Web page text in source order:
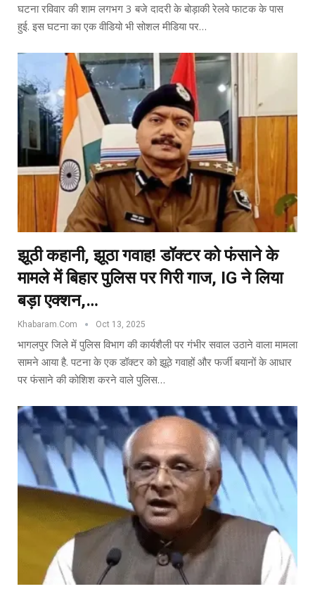
घटना रविवार की शाम लगभग 3 बजे दादरी के बोड़ाकी रेलवे फाटक के पास
हुई. इस घटना का एक वीडियो भी सोशल मीडिया पर…
झूठी कहानी, झूठा गवाह! डॉक्टर को फंसाने के
मामले में बिहार पुलिस पर गिरी गाज, IG ने लिया
बड़ा एक्शन,…
Khabaram.Com Oct 13, 2025
भागलपुर जिले में पुलिस विभाग की कार्यशैली पर गंभीर सवाल उठाने वाला मामला
सामने आया है. पटना के एक डॉक्टर को झूठे गवाहों और फर्जी बयानों के आधार
पर फंसाने की कोशिश करने वाले पुलिस…